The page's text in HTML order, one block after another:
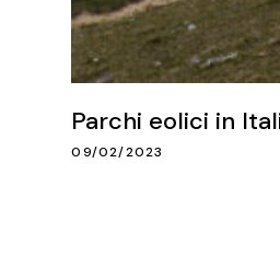
Parchi eolici in
09/02/2023